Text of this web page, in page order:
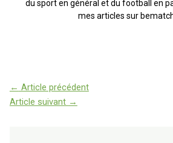
du sport en général et du football en
mes articles sur
← Article précédent
Article suivant →